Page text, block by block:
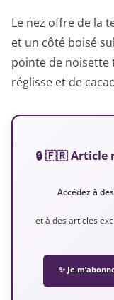
Le nez offre de la
et un côté boisé
pointe de noisette
réglisse et de
🔒 🇫🇷 Article
Accédez à
et à des articles
✨ Je